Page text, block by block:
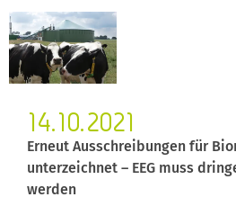
14.10.2021
Erneut Ausschreibungen für
unterzeichnet – EEG muss
werden